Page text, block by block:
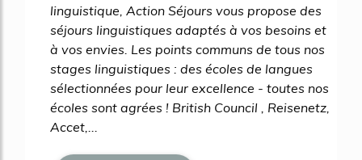
linguistique, Action Séjours vous propose des
séjours linguistiques adaptés à vos besoins et
à vos envies. Les points communs de tous nos
stages linguistiques : des écoles de langues
sélectionnées pour leur excellence - toutes nos
écoles sont agrées ! British Council , Reisenetz,
Accet,...